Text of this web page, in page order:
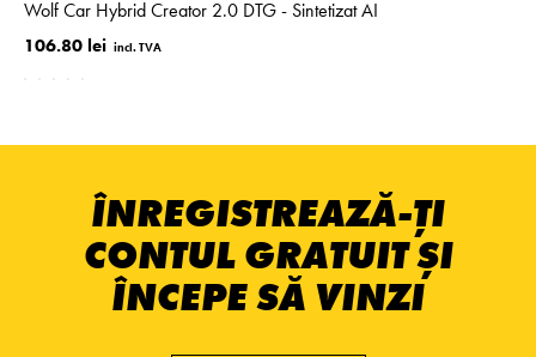
Wolf Car Hybrid Creator 2.0 DTG - Sintetizat AI
106.80 lei
ÎNREGISTREAZĂ-ȚI
CONTUL GRATUIT ȘI
ÎNCEPE SĂ VINZI